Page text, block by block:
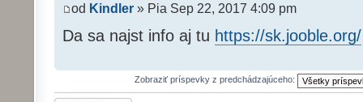
od Kindler » Pia Sep 22, 2017 4:09 pm
Da sa najst info aj tu https://sk.jooble.org/
Zobraziť príspevky z predchádzajúceho: